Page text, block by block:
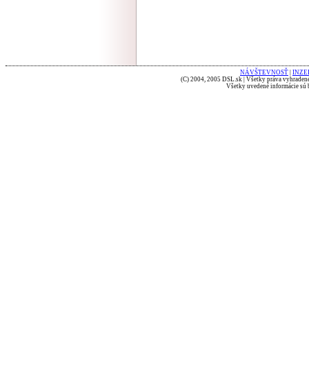
NÁVŠTEVNOSŤ
(C) 2004, 2005 DSL.sk | Všetky práva
Všetky uvedené informácie sú